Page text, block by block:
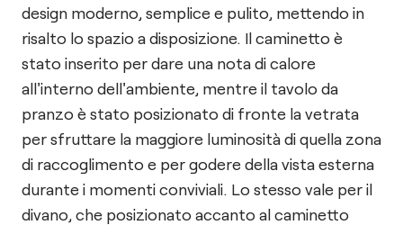
design moderno, semplice e pulito, mettendo in
risalto lo spazio a disposizione. Il caminetto è
stato inserito per dare una nota di calore
all'interno dell'ambiente, mentre il tavolo da
pranzo è stato posizionato di fronte la vetrata
per sfruttare la maggiore luminosità di quella zona
di raccoglimento e per godere della vista esterna
durante i momenti conviviali. Lo stesso vale per il
divano, che posizionato accanto al caminetto